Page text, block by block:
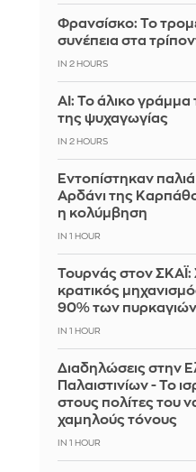
Φρανσίσκο: Το
συνέπεια στα
IN 2 HOURS
AI: Το άλικο γράμμα
της ψυχαγωγίας
IN 2 HOURS
Εντοπίστηκαν
Αρδάνι της
η κολύμβηση
IN 1 HOUR
Τουρνάς στον ΣΚΑΪ:
κρατικός
90% των πυρκαγιών
IN 1 HOUR
Διαδηλώσεις στην
Παλαιστινίων - Το
στους πολίτες του
χαμηλούς τόνους
IN 1 HOUR